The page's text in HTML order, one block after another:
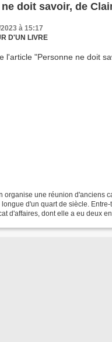
doit savoir, de
à 15:17
D'UN LIVRE
organise une réunion d'anciens
d'un quart de siècle.
d'affaires, dont elle a eu deux